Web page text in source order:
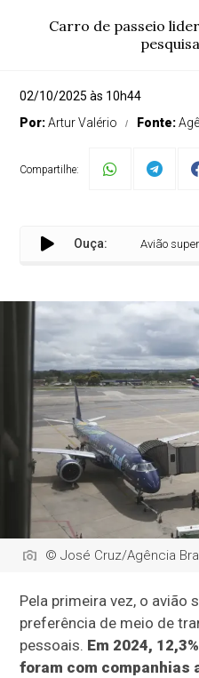
Carro de passeio
02/10/2025 às 10h44
Por:Artur Valério Fonte:
Compartilhe:
Ouça: Avião supera
© José Cruz/Agência
Pela primeira vez, o avião
preferência de meio de
pessoais. Em 2024,
foram com companhias